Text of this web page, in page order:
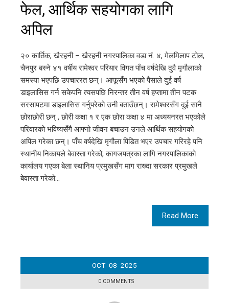
फेल, आर्थिक सहयोगका लागि
अपिल
२० कार्तिक, खैरहनी – खैरहनी नगरपालिका वडा नं. ४, मेलमिलाप टोल,
चैनपुर बस्ने ४१ वर्षीय रामेश्वर परियार विगत पाँच वर्षदेखि दुवै मृगौलाको
समस्या भएपछि उपचाररत छन्। आफूसँग भएको पैसाले दुई वर्ष
डाइलासिस गर्न सकेपनि त्यसपछि निरन्तर तीन वर्ष हप्तामा तीन पटक
सरसापटमा डाइलासिस गर्नुपरेको उनी बताउँछन्। रामेश्वरसँग दुई सानै
छोराछोरी छन् , छोरी कक्षा १ र एक छोरा कक्षा ४ मा अध्ययनरत भएकोले
परिवारको भविष्यसँगै आफ्नो जीवन बचाउन उनले आर्थिक सहयोगको
अपिल गरेका छन्। पाँच वर्षदेखि मृगौला पिडित भएर उपचार गरिरहे पनि
स्थानीय निकायले बेवास्ता गरेको, कागजपत्रका लागि नगरपालिकाको
कार्यालय गएका बेला स्थानिय प्रमुखसँग माग राख्दा सरकार प्रमुखले
बेवास्ता गरेको…
Read More
OCT 08 2025
0 COMMENTS